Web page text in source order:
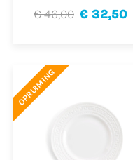
€ 46,00 € 32,50
OPRUIMING